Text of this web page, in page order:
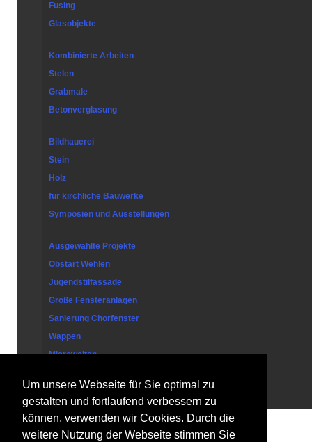
Um unsere Webseite für Sie optimal zu
gestalten und fortlaufend verbessern zu
können, verwenden wir Cookies. Durch die
weitere Nutzung der Webseite stimmen Sie
Fusing
Glasobjekte
Kombinierte Arbeiten
Stelen
Grabmale
Betonverglasung
Bildhauerei
Stein
Holz
für kirchliche Bauwerke
Symposien und Ausstellungen
Ausgewählte Projekte
Obstart Wehlen
Jugendstilfassade
Große Fensteranlagen
Sanierung Chorfenster
Wappen
Microwelten
Kontakt